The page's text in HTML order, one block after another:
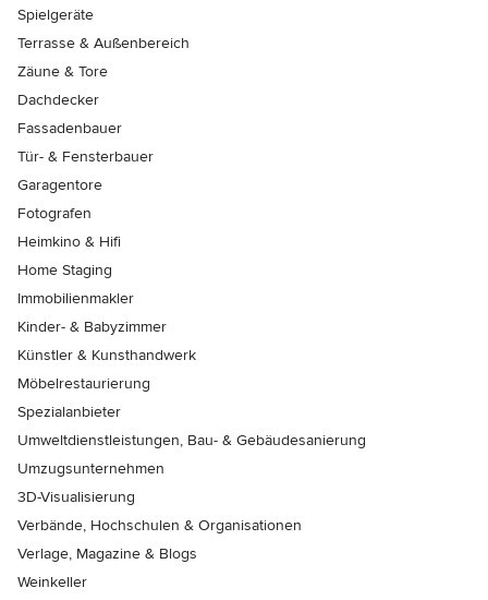
Spielgeräte
Terrasse & Außenbereich
Zäune & Tore
Dachdecker
Fassadenbauer
Tür- & Fensterbauer
Garagentore
Fotografen
Heimkino & Hifi
Home Staging
Immobilienmakler
Kinder- & Babyzimmer
Künstler & Kunsthandwerk
Möbelrestaurierung
Spezialanbieter
Umweltdienstleistungen, Bau- & Gebäudesanierung
Umzugsunternehmen
3D-Visualisierung
Verbände, Hochschulen & Organisationen
Verlage, Magazine & Blogs
Weinkeller